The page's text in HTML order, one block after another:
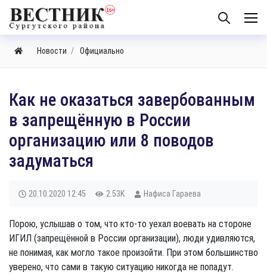
Новости Официально
Как не оказаться завербованным
в запрещённую в России
организацию или 8 поводов
задуматься
20.10.2020 12:45 2.53K Нафиса Гараева
Порою, услышав о том, что кто-то уехал воевать на стороне
ИГИЛ (запрещённой в России организации), люди удивляются,
не понимая, как могло такое произойти. При этом большинство
уверено, что сами в такую ситуацию никогда не попадут.